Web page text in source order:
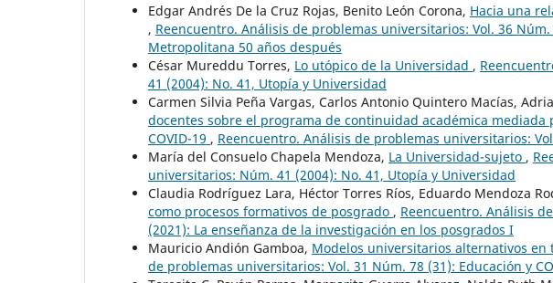
Edgar Andrés De la Cruz Rojas, Benito León Corona, Hacia una
, Reencuentro. Análisis de problemas universitarios: Vol. 36
Metropolitana 50 años después
César Mureddu Torres, Lo utópico de la Universidad ,
41 (2004): No. 41, Utopía y Universidad
Carmen Silvia Peña Vargas, Carlos Antonio Quintero Macías,
docentes sobre el programa de continuidad académica
COVID-19 , Reencuentro. Análisis de problemas universitarios:
María del Consuelo Chapela Mendoza, La Universidad-sujeto ,
universitarios: Núm. 41 (2004): No. 41, Utopía y Universidad
Claudia Rodríguez Lara, Héctor Torres Ríos, Eduardo Mendoza
como procesos formativos de posgrado , Reencuentro. Análisis
(2021): La enseñanza de la investigación en los posgrados I
Mauricio Andión Gamboa, Modelos universitarios alternativos en
de problemas universitarios: Vol. 31 Núm. 78 (31): Educación y